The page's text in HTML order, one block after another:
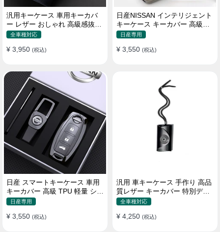
汎用キーケース 車用キーカバ
ー レザー おしゃれ 高級感抜群
ロゴオーダーメイド
全車種対応
¥ 3,950 (税込)
日産NISSAN インテリジェント
キーケース キーカバー 高級品
軽量 3/4/5ボタン
日産専用
¥ 3,550 (税込)
日産 スマートキーケース 車用
キーカバー 高級 TPU 軽量 シリ
コン キーホルダー 汚れ 落下 傷
日産専用
¥ 3,550 (税込)
汎用 車キーケース 手作り 高品
質レザー キーカバー 特別デザ
イン 手触りいい
全車種対応
¥ 4,250 (税込)